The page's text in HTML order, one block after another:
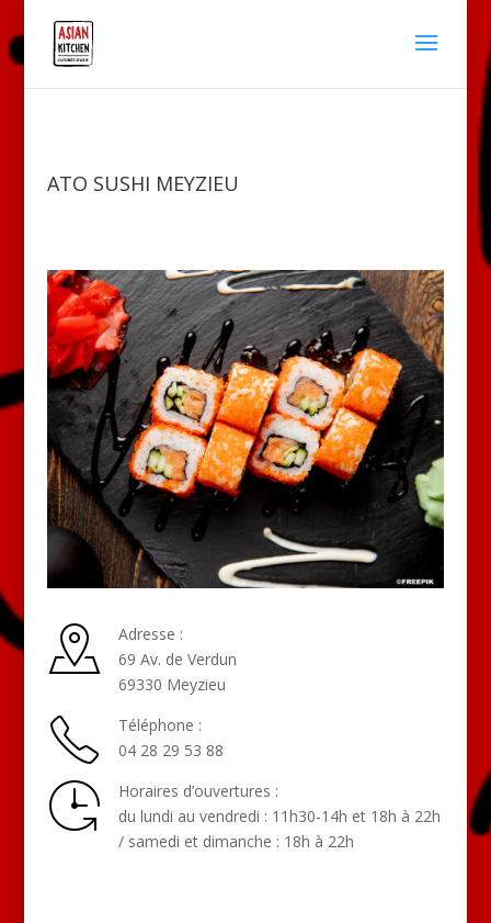
ATO SUSHI MEYZIEU
Adresse :
69 Av. de Verdun
69330 Meyzieu
Téléphone :
04 28 29 53 88
Horaires d’ouvertures :
du lundi au vendredi : 11h30-14h et 18h à 22h
/ samedi et dimanche : 18h à 22h